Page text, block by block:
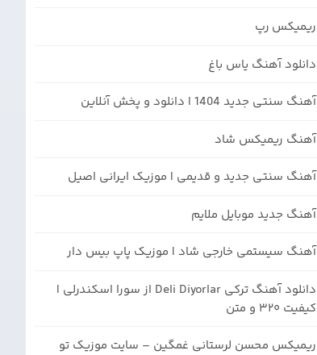
ریمیکس رپ
دانلود آهنگ یاس باغ
آهنگ سنتی جدید 1404 | دانلود و پخش آنلاین
آهنگ ریمیکس شاد
آهنگ سنتی جدید و قدیمی | موزیک ایرانی اصیل
آهنگ جدید موبایل ملایم
آهنگ سیستمی خارجی شاد | موزیک پاپ بیس دار
دانلود آهنگ ترکی Deli Diyorlar از سورا اسکندرلی |
کیفیت ۳۲۰ و متن
ریمیکس محسن لرستانی غمگین – سایت موزیک تو